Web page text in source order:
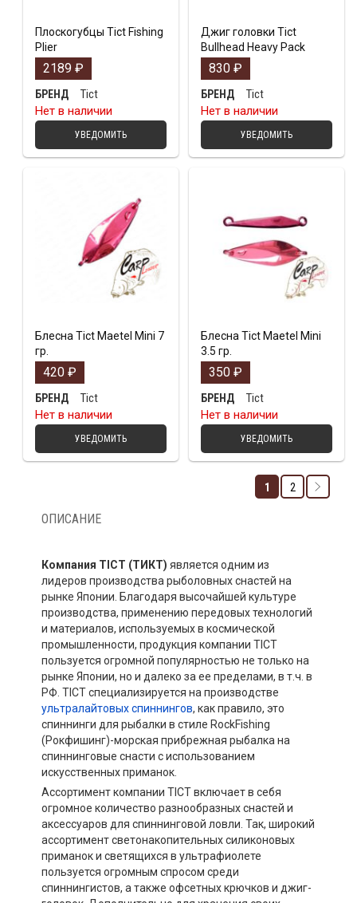
Плоскогубцы Tict Fishing
Plier
2189 ₽
БРЕНД
Tict
Нет в наличии
УВЕДОМИТЬ
Джиг головки Tict
Bullhead Heavy Pack
830 ₽
БРЕНД
Tict
Нет в наличии
УВЕДОМИТЬ
Блесна Tict Maetel Mini 7
гр.
420 ₽
БРЕНД
Tict
Нет в наличии
УВЕДОМИТЬ
Блесна Tict Maetel Mini
3.5 гр.
350 ₽
БРЕНД
Tict
Нет в наличии
УВЕДОМИТЬ
1 2
ОПИСАНИЕ
Компания TICT (ТИКТ) является одним из
лидеров производства рыболовных снастей на
рынке Японии. Благодаря высочайшей культуре
производства, применению передовых технологий
и материалов, используемых в космической
промышленности, продукция компании TICT
пользуется огромной популярностью не только на
рынке Японии, но и далеко за ее пределами, в т.ч. в
РФ. TICT специализируется на производстве
ультралайтовых спиннингов, как правило, это
спиннинги для рыбалки в стиле RockFishing
(Рокфишинг)-морская прибрежная рыбалка на
спиннинговые снасти с использованием
искусственных приманок.
Ассортимент компании TICT включает в себя
огромное количество разнообразных снастей и
аксессуаров для спиннинговой ловли. Так, широкий
ассортимент светонакопительных силиконовых
приманок и светящихся в ультрафиолете
пользуется огромным спросом среди
спиннингистов, а также офсетных крючков и джиг-